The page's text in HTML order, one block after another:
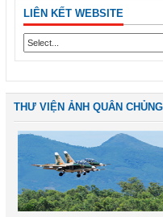
LIÊN KẾT WEBSITE
THƯ VIỆN ẢNH QUÂN